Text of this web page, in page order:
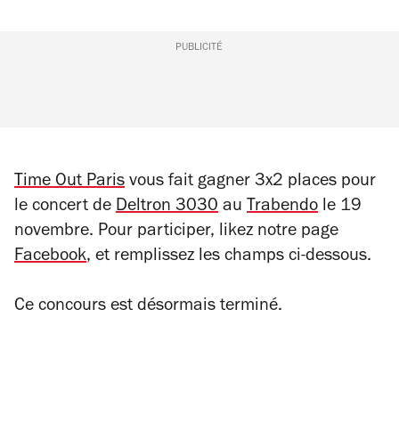
PUBLICITÉ
Time Out Paris vous fait gagner 3x2 places pour
le concert de Deltron 3030 au Trabendo le 19
novembre. Pour participer, likez notre page
Facebook, et remplissez les champs ci-dessous.
Ce concours est désormais terminé.